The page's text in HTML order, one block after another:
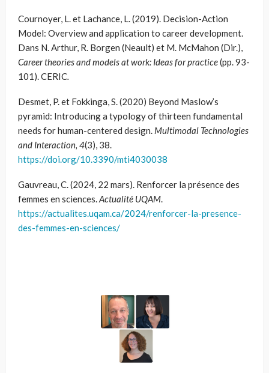
Cournoyer, L. et Lachance, L. (2019). Decision-Action
Model: Overview and application to career development.
Dans N. Arthur, R. Borgen (Neault) et M. McMahon (Dir.),
Career theories and models at work: Ideas for practice(pp. 93-
101). CERIC.
Desmet, P. et Fokkinga, S. (2020) Beyond Maslow’s
pyramid: Introducing a typology of thirteen fundamental
needs for human-centered design. Multimodal Technologies
and Interaction, 4(3), 38.
https://doi.org/10.3390/mti4030038
Gauvreau, C. (2024, 22 mars). Renforcer la présence des
femmes en sciences.Actualité UQAM.
https://actualites.uqam.ca/2024/renforcer-la-presence-
des-femmes-en-sciences/